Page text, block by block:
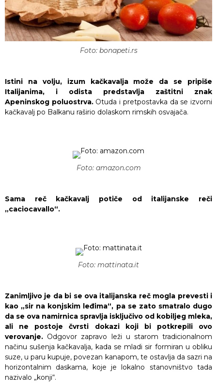
Foto: bonapeti.rs
Istini na volju, izum kačkavalja može da se pripiše
Italijanima, i odista predstavlja zaštitni znak
Apeninskog poluostrva. Otuda i pretpostavka da se izvorni
kačkavalj po Balkanu raširio dolaskom rimskih osvajača.
Foto: amazon.com
Sama reč kačkavalj potiče od italijanske reči
„caciocavallo“.
Foto: mattinata.it
Zanimljivo je da bi se ova italijanska reč mogla prevesti i
kao „sir na konjskim leđima“, pa se zato smatralo dugo
da se ova namirnica spravlja isključivo od kobiljeg mleka,
ali ne postoje čvrsti dokazi koji bi potkrepili ovo
verovanje. Odgovor zapravo leži u starom tradicionalnom
načinu sušenja kačkavalja, kada se mladi sir formiran u obliku
suze, u paru kupuje, povezan kanapom, te ostavlja da sazri na
horizontalnim daskama, koje je lokalno stanovništvo tada
nazivalo „konji“.